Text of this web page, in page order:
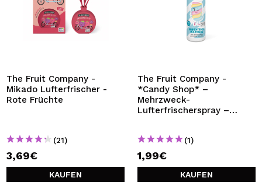
The Fruit Company -
Mikado Lufterfrischer -
Rote Früchte
(21)
3,69€
KAUFEN
The Fruit Company -
*Candy Shop* –
Mehrzweck-
Lufterfrischerspray –
(1)
1,99€
KAUFEN